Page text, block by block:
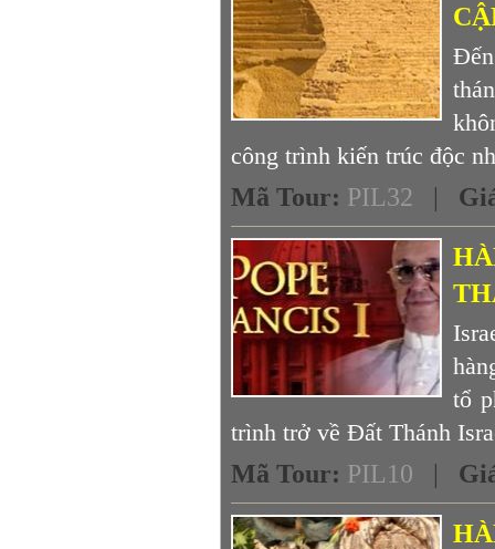
công trình kiến trúc độc
Mã Tour: PIL32 |
tổ
trình trở về Đất Thánh
Mã Tour: PIL10 |